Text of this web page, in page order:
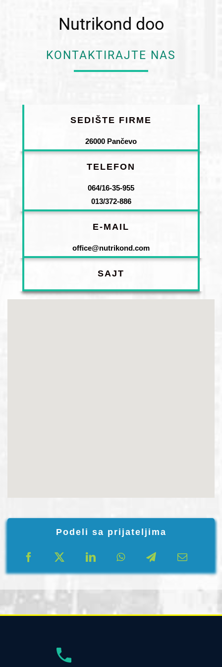
Nutrikond doo
KONTAKTIRAJTE NAS
SEDIŠTE FIRME
26000 Pančevo
TELEFON
064/16-35-955
013/372-886
E-MAIL
office@nutrikond.com
SAJT
Podeli sa prijateljima